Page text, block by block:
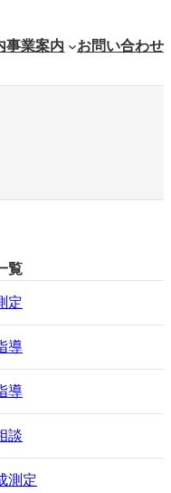
事業案内 お問い合わせ
覧
定
導
導
談
測定